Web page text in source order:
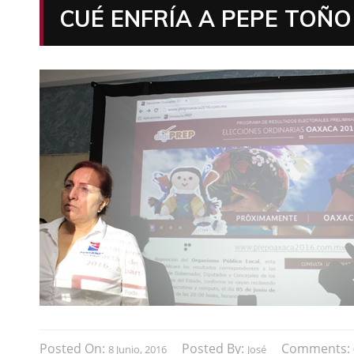
CUÉ ENFRÍA A PEPE TOÑO
Posted On: 8 Junio, 2016 Posted By: José Comments: